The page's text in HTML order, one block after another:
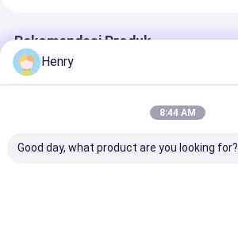
Rekomendasi Produk
Henry
8:44 AM
Good day, what product are you looking for?